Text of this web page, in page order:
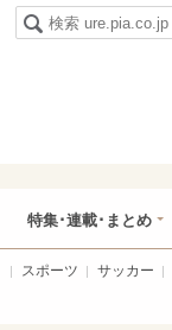
特集･連載･まとめ
スポーツ サッカー